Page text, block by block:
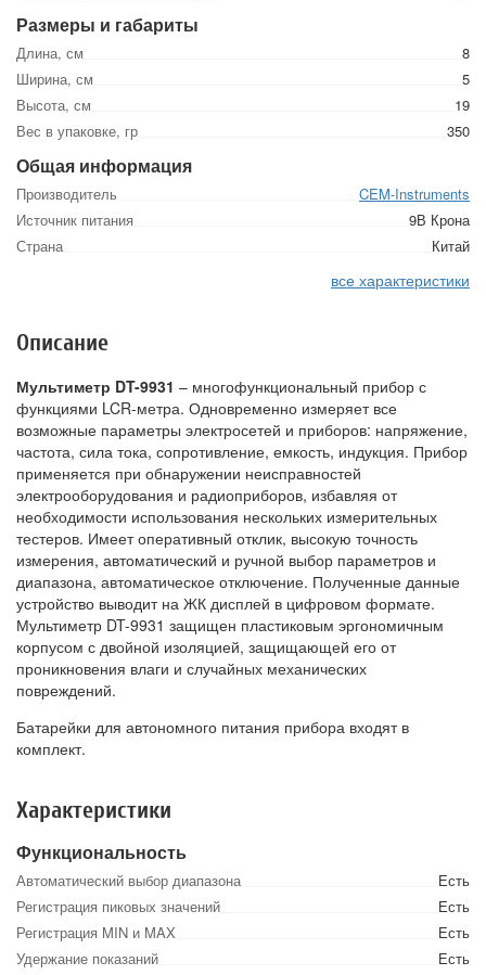
Размеры и габариты
Длина, см
8
Ширина, см
5
Высота, см
19
Вес в упаковке, гр
350
Общая информация
Производитель
CEM-Instruments
Источник питания
9В Крона
Страна
Китай
все характеристики
Описание
Мультиметр DT-9931 – многофункциональный прибор с
функциями LCR-метра. Одновременно измеряет все
возможные параметры электросетей и приборов: напряжение,
частота, сила тока, сопротивление, емкость, индукция. Прибор
применяется при обнаружении неисправностей
электрооборудования и радиоприборов, избавляя от
необходимости использования нескольких измерительных
тестеров. Имеет оперативный отклик, высокую точность
измерения, автоматический и ручной выбор параметров и
диапазона, автоматическое отключение. Полученные данные
устройство выводит на ЖК дисплей в цифровом формате.
Мультиметр DT-9931 защищен пластиковым эргономичным
корпусом с двойной изоляцией, защищающей его от
проникновения влаги и случайных механических
повреждений.
Батарейки для автономного питания прибора входят в
комплект.
Характеристики
Функциональность
Автоматический выбор диапазона
Есть
Регистрация пиковых значений
Есть
Регистрация MIN и MAX
Есть
Удержание показаний
Есть